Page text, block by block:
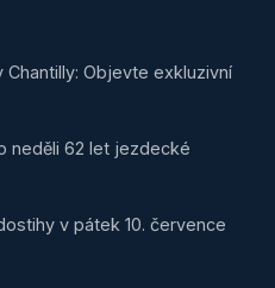
Chantilly: Objevte exkluzivní
neděli 62 let jezdecké
v pátek 10. července